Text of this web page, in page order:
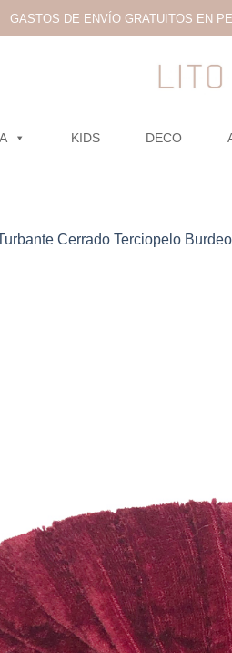
GASTOS DE ENVÍO GRATUITOS EN
KIDS DECO
Cerrado Terciopelo